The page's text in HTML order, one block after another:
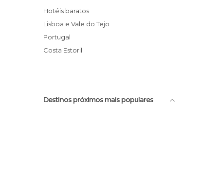
Casa de Santa Maria
BiCas - bicicletas em Cascais
Farol da Guia
Cascais
Hotéis baratos
Lisboa e Vale do Tejo
Portugal
Costa Estoril
Destinos próximos mais populares